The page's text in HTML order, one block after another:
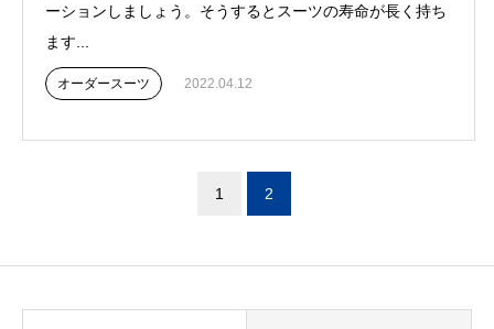
ーションしましょう。そうするとスーツの寿命が長く持ち
ます...
オーダースーツ 2022.04.12
1 2